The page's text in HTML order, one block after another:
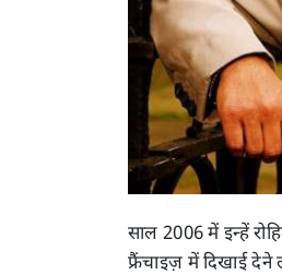
साल 2006 में इन्हें
फ्रैंचाइज़ में दिखाई